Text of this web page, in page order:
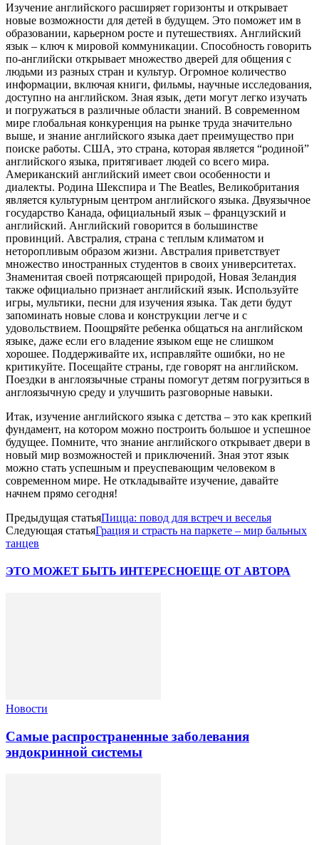
Изучение английского расширяет горизонты и открывает
новые возможности для детей в будущем. Это поможет им в
образовании, карьерном росте и путешествиях. Английский
язык – ключ к мировой коммуникации. Способность говорить
по-английски открывает множество дверей для общения с
людьми из разных стран и культур. Огромное количество
информации, включая книги, фильмы, научные исследования,
доступно на английском. Зная язык, дети могут легко изучать
и погружаться в различные области знаний. В современном
мире глобальная конкуренция на рынке труда значительно
выше, и знание английского языка дает преимущество при
поиске работы. США, это страна, которая является “родиной”
английского языка, притягивает людей со всего мира.
Американский английский имеет свои особенности и
диалекты. Родина Шекспира и The Beatles, Великобритания
является культурным центром английского языка. Двуязычное
государство Канада, официальный язык – французский и
английский. Английский говорится в большинстве
провинций. Австралия, страна с теплым климатом и
неторопливым образом жизни. Австралия приветствует
множество иностранных студентов в своих университетах.
Знаменитая своей потрясающей природой, Новая Зеландия
также официально признает английский язык. Используйте
игры, мультики, песни для изучения языка. Так дети будут
запоминать новые слова и конструкции легче и с
удовольствием. Поощряйте ребенка общаться на английском
языке, даже если его владение языком еще не слишком
хорошее. Поддерживайте их, исправляйте ошибки, но не
критикуйте. Посещайте страны, где говорят на английском.
Поездки в англоязычные страны помогут детям погрузиться в
англоязычную среду и улучшить разговорные навыки.
Итак, изучение английского языка с детства – это как крепкий
фундамент, на котором можно построить большое и успешное
будущее. Помните, что знание английского открывает двери в
новый мир возможностей и приключений. Зная этот язык
можно стать успешным и преуспевающим человеком в
современном мире. Не откладывайте изучение, давайте
начнем прямо сегодня!
Предыдущая статьяПицца: повод для встреч и веселья
Следующая статьяГрация и страсть на паркете – мир бальных
танцев
ЭТО МОЖЕТ БЫТЬ ИНТЕРЕСНОЕЩЕ ОТ АВТОРА
Новости
Самые распространенные заболевания
эндокринной системы